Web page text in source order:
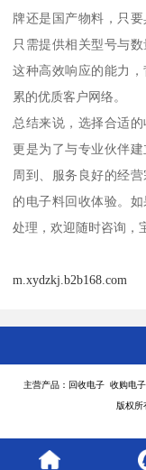
牌还是国产物料，只
只需提供相关型号与
这种高效响应的能力
累的优质客户网络。
总结来说，选择合适
更是为了与专业伙伴
周到、服务良好的经
的电子料回收体验。
处理，欢迎随时咨询，
m.xydzkj.b2b168.com
主营产品：回收电子 收购电
版权所